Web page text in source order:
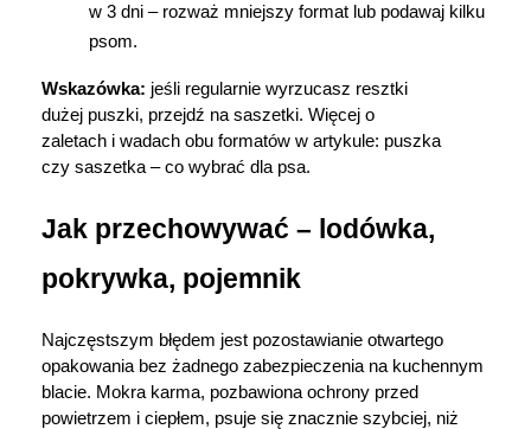
w 3 dni – rozważ mniejszy format lub podawaj kilku
psom.
Wskazówka: jeśli regularnie wyrzucasz resztki
dużej puszki, przejdź na saszetki. Więcej o
zaletach i wadach obu formatów w artykule: puszka
czy saszetka – co wybrać dla psa.
Jak przechowywać – lodówka,
pokrywka, pojemnik
Najczęstszym błędem jest pozostawianie otwartego
opakowania bez żadnego zabezpieczenia na kuchennym
blacie. Mokra karma, pozbawiona ochrony przed
powietrzem i ciepłem, psuje się znacznie szybciej, niż